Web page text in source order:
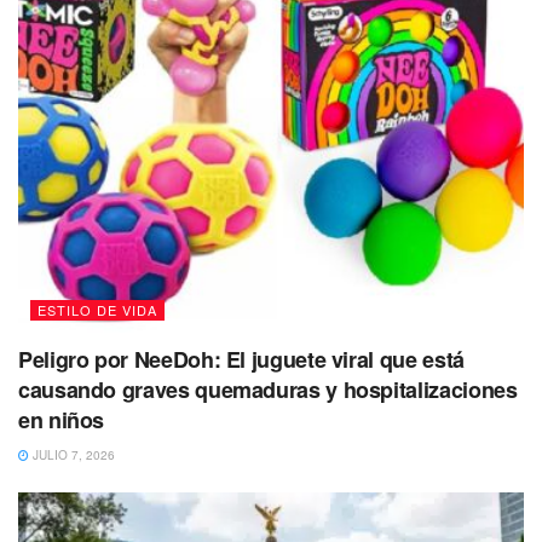
ESTILO DE VIDA
Peligro por NeeDoh: El juguete viral que está
causando graves quemaduras y hospitalizaciones
en niños
JULIO 7, 2026